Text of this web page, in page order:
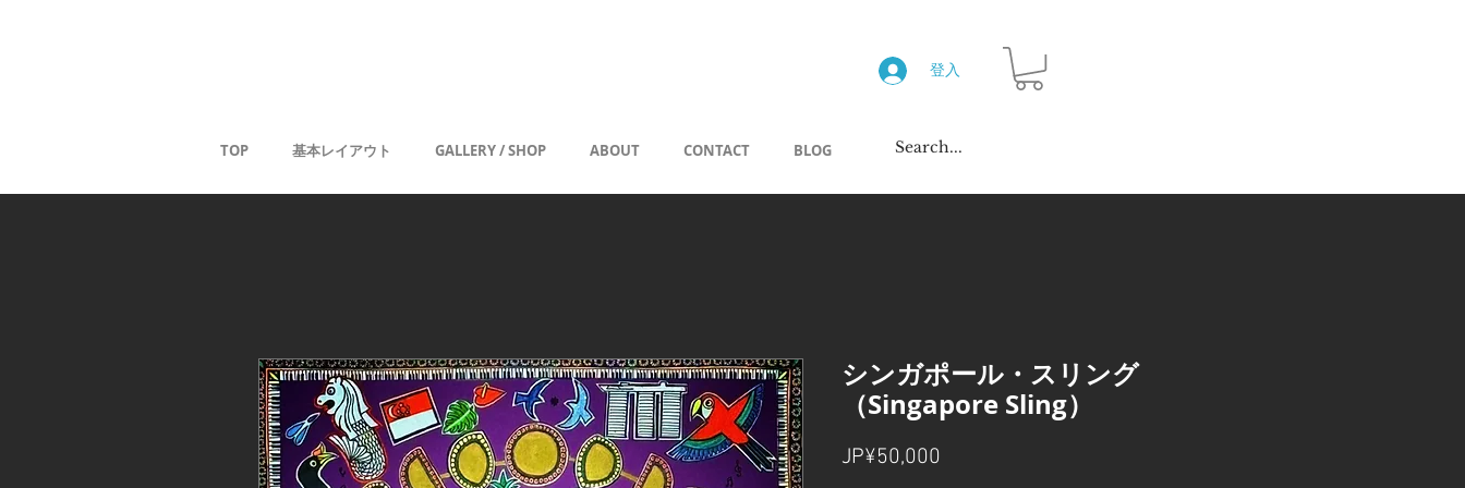
登入
TOP 基本レイアウト GALLERY / SHOP ABOUT CONTACT BLOG
シンガポール・スリング
（Singapore Sling）
JP¥50,000